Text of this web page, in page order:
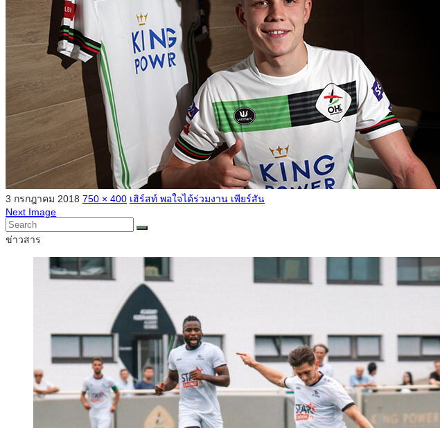
3 กรกฎาคม 2018 750 × 400 เฮิร์สท์ พอใจได้ร่วมงาน เพียร์สัน
Next Image
ข่าวสาร